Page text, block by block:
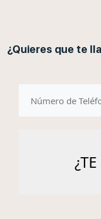
¿Quieres que te